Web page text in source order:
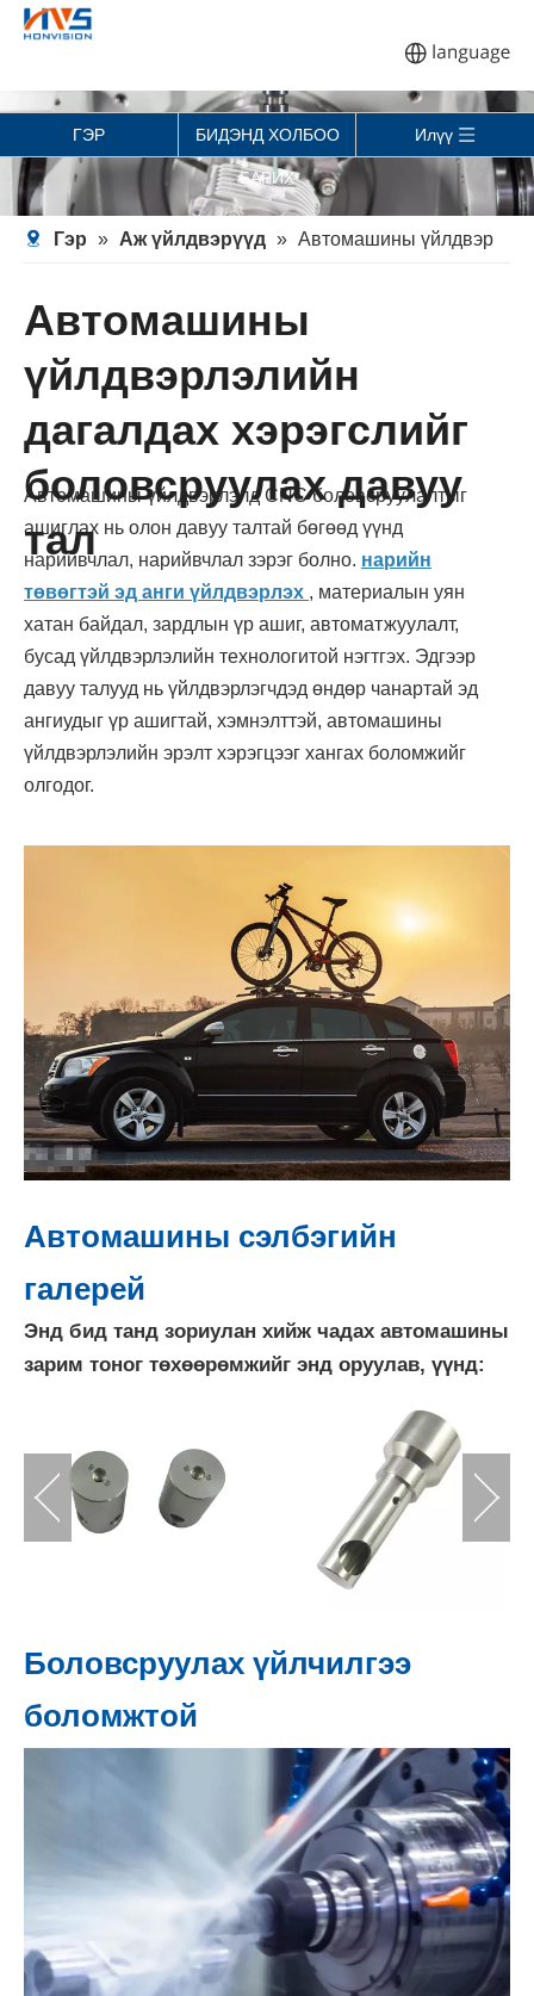
ГЭР БИДЭНД ХОЛБОО
БАРИХ
Илүү
Гэр » Аж үйлдвэрүүд » Автомашины үйлдвэр
Автомашины
үйлдвэрлэлийн
дагалдах хэрэгслийг
боловсруулах давуу
тал
Автомашины үйлдвэрлэлд CNC боловсруулалтыг
ашиглах нь олон давуу талтай бөгөөд үүнд
нарийвчлал, нарийвчлал зэрэг болно. нарийн
төвөгтэй эд анги үйлдвэрлэх , материалын уян
хатан байдал, зардлын үр ашиг, автоматжуулалт,
бусад үйлдвэрлэлийн технологитой нэгтгэх. Эдгээр
давуу талууд нь үйлдвэрлэгчдэд өндөр чанартай эд
ангиудыг үр ашигтай, хэмнэлттэй, автомашины
үйлдвэрлэлийн эрэлт хэрэгцээг хангах боломжийг
олгодог.
Автомашины сэлбэгийн
галерей
Энд бид танд зориулан хийж чадах автомашины
зарим тоног төхөөрөмжийг энд оруулав, үүнд:
Боловсруулах үйлчилгээ
боломжтой